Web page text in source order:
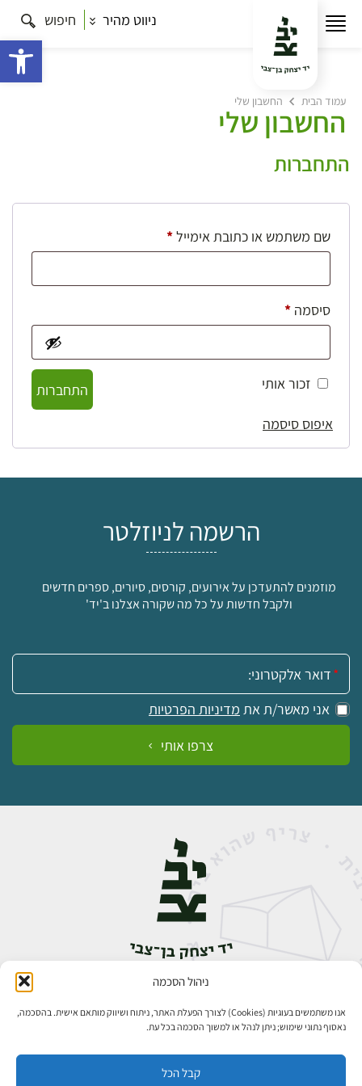
ניהול הסכמה
אנו משתמשים בעוגיות (Cookies) לצורך הפעלת האתר, ניתוח ושיווק מותאם אישית. בהסכמה,
נאסוף נתוני שימוש; ניתן לנהל או למשוך הסכמה בכל עת.
קבל הכל
ניווט מהיר חיפוש
עמוד הבית החשבון שלי
החשבון שלי
התחברות
שם משתמש או כתובת אימייל*חובה
סיסמה *חובה
זכור אותי
התחברות
איפוס סיסמה
הרשמה לניוזלטר
מוזמנים להתעדכן על אירועים, קורסים, סיורים, ספרים חדשים
ולקבל חדשות על כל מה שקורה אצלנו ב'יד'
אימייל:
אני מאשר/ת את מדיניות הפרטיות
צרפו אותי
אבן גבירול 14, רחביה, ירושלים